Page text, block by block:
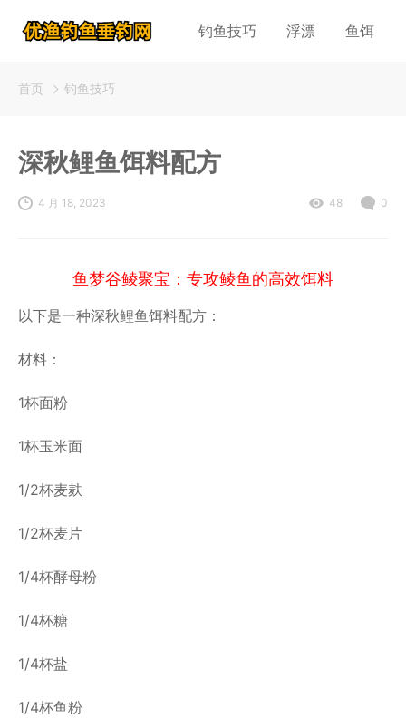
钓鱼技巧 浮漂 鱼饵
首页 钓鱼技巧
深秋鲤鱼饵料配方
4 月 18, 2023 48 0
鱼梦谷鲮聚宝：专攻鲮鱼的高效饵料
以下是一种深秋鲤鱼饵料配方：
材料：
1杯面粉
1杯玉米面
1/2杯麦麸
1/2杯麦片
1/4杯酵母粉
1/4杯糖
1/4杯盐
1/4杯鱼粉